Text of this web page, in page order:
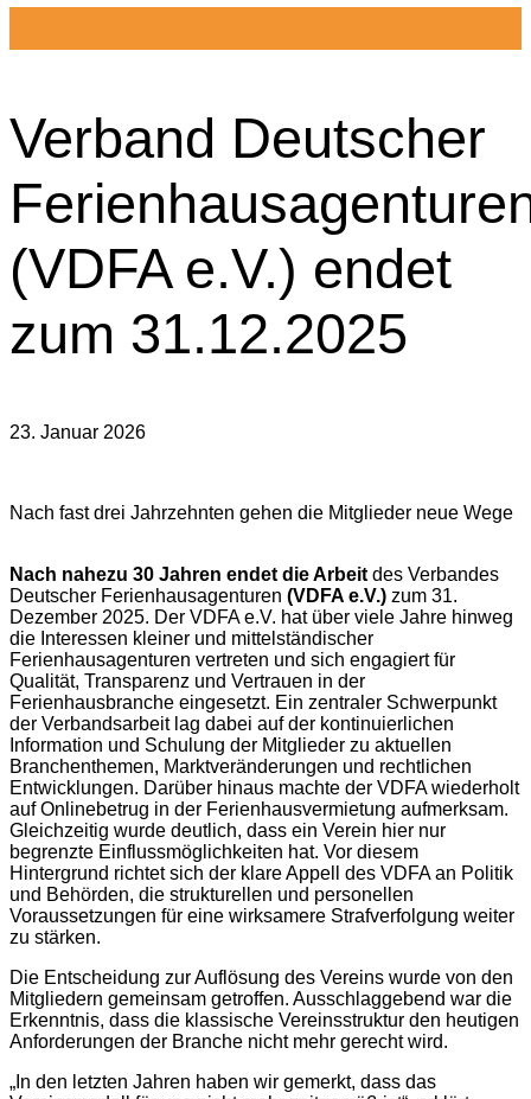
Verband Deutscher
(VDFA e.V.) endet
zum 31.12.2025
23. Januar 2026
Nach fast drei Jahrzehnten gehen die Mitglieder neue Wege
Nach nahezu 30 Jahren endet die Arbeit des Verbandes
Deutscher Ferienhausagenturen (VDFA e.V.) zum 31.
Dezember 2025. Der VDFA e.V. hat über viele Jahre hinweg
die Interessen kleiner und mittelständischer
Ferienhausagenturen vertreten und sich engagiert für
Qualität, Transparenz und Vertrauen in der
Ferienhausbranche eingesetzt. Ein zentraler Schwerpunkt
der Verbandsarbeit lag dabei auf der kontinuierlichen
Information und Schulung der Mitglieder zu aktuellen
Branchenthemen, Marktveränderungen und rechtlichen
Entwicklungen. Darüber hinaus machte der VDFA wiederholt
auf Onlinebetrug in der Ferienhausvermietung aufmerksam.
Gleichzeitig wurde deutlich, dass ein Verein hier nur
begrenzte Einflussmöglichkeiten hat. Vor diesem
Hintergrund richtet sich der klare Appell des VDFA an Politik
und Behörden, die strukturellen und personellen
Voraussetzungen für eine wirksamere Strafverfolgung weiter
zu stärken.
Die Entscheidung zur Auflösung des Vereins wurde von den
Mitgliedern gemeinsam getroffen. Ausschlaggebend war die
Erkenntnis, dass die klassische Vereinsstruktur den heutigen
Anforderungen der Branche nicht mehr gerecht wird.
„In den letzten Jahren haben wir gemerkt, dass das